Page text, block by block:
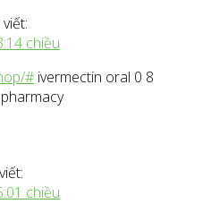
viết:
chiều
# ivermectin oral 0 8
viết:
chiều